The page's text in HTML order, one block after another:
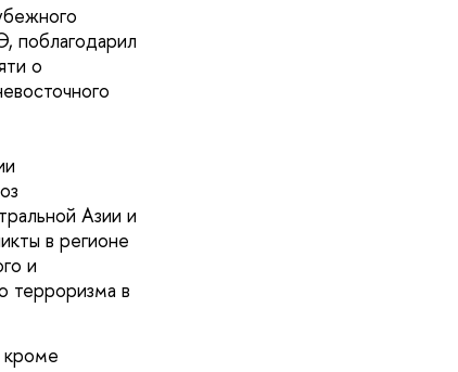
поблагодарил
о
Азии и
в регионе
и
терроризма в
кроме